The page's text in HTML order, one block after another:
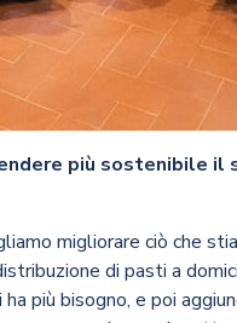
più sostenibile il
migliorare ciò che
di pasti a
più bisogno, e poi